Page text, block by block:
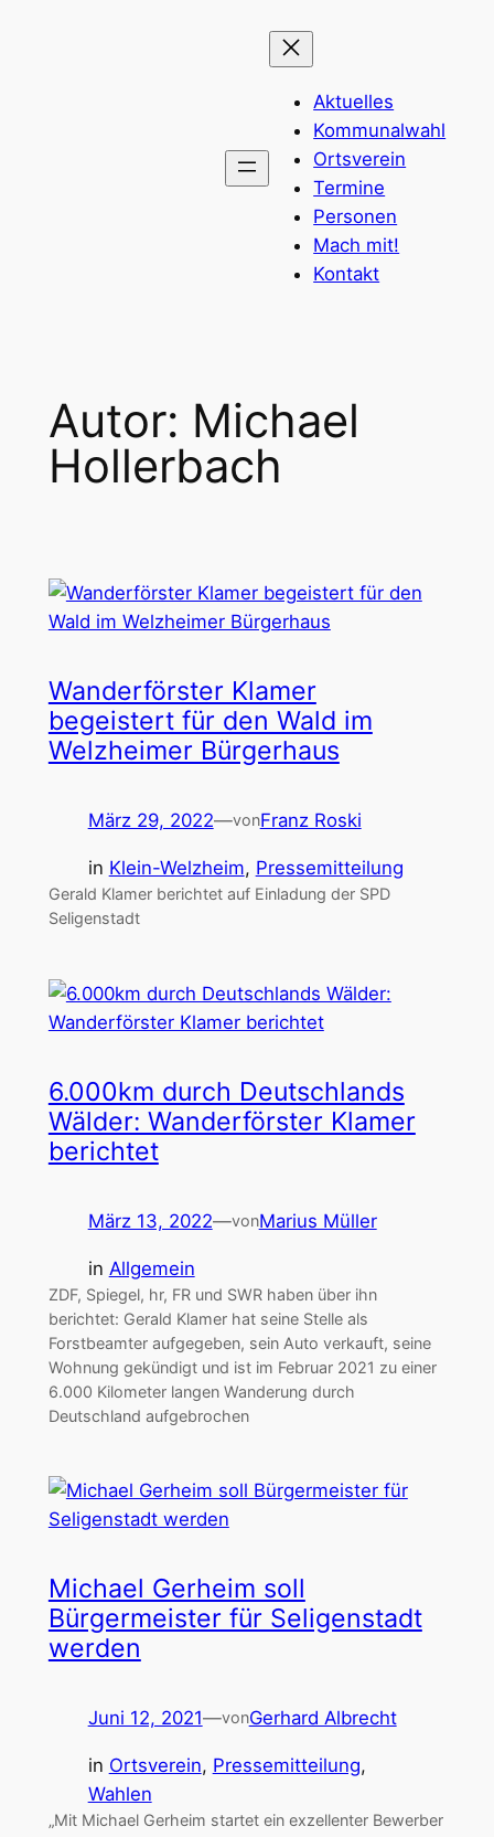
Aktuelles
Kommunalwahl
Ortsverein
Termine
Personen
Mach mit!
Kontakt
Autor: Michael
Hollerbach
Wanderförster Klamer
begeistert für den Wald im
Welzheimer Bürgerhaus
März 29, 2022—vonFranz Roski
in Klein-Welzheim, Pressemitteilung
Gerald Klamer berichtet auf Einladung der SPD
Seligenstadt
6.000km durch Deutschlands
Wälder: Wanderförster Klamer
berichtet
März 13, 2022—vonMarius Müller
in Allgemein
ZDF, Spiegel, hr, FR und SWR haben über ihn
berichtet: Gerald Klamer hat seine Stelle als
Forstbeamter aufgegeben, sein Auto verkauft, seine
Wohnung gekündigt und ist im Februar 2021 zu einer
6.000 Kilometer langen Wanderung durch
Deutschland aufgebrochen
Michael Gerheim soll
Bürgermeister für Seligenstadt
werden
Juni 12, 2021—vonGerhard Albrecht
in Ortsverein, Pressemitteilung
Wahlen
„Mit Michael Gerheim startet ein exzellenter Bewerber